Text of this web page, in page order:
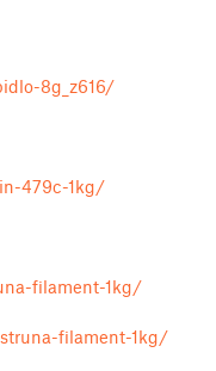
8g_z616/
479c-1kg/
filament-1kg/
filament-1kg/